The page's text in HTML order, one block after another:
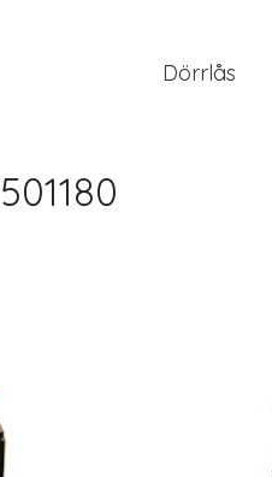
Dörrlås